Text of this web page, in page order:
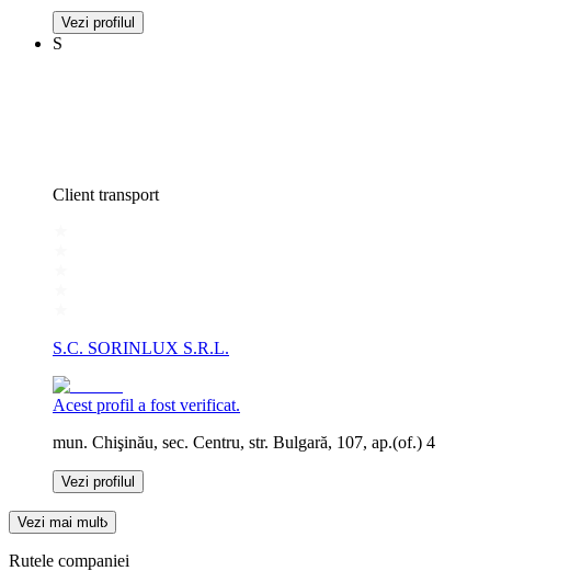
Vezi profilul
S
Client transport
S.C. SORINLUX S.R.L.
Acest profil a fost verificat.
mun. Chişinău, sec. Centru, str. Bulgară, 107, ap.(of.) 4
Vezi profilul
Vezi mai mult
Rutele companiei